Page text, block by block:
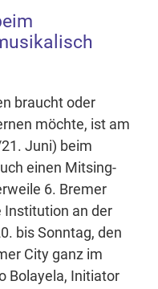
braucht oder
möchte, ist am
Juni) beim
einen Mitsing-
6. Bremer
Institution an der
bis Sonntag, den
City ganz im
Bolayela, Initiator